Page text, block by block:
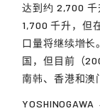
达到约 2,700 千
1,700 千升，但
口量将继续增长
国，但目前（
南韩、香港和澳
YOSHINOGAWA